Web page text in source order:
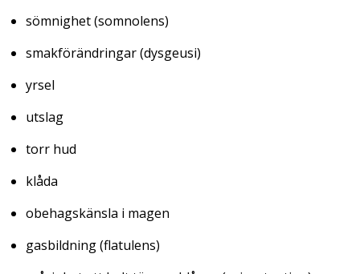
sömnighet (somnolens)
smakförändringar (dysgeusi)
yrsel
utslag
torr hud
klåda
obehagskänsla i magen
gasbildning (flatulens)